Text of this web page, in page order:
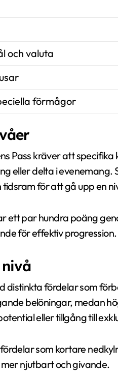
och valuta
förmågor
Pass kräver att specifika
eller delta i evenemang.
för att gå upp en
ett par hundra poäng
för effektiv progression.
distinkta fördelar som
belöningar, medan
eller tillgång till
som kortare
njutbart och givande.